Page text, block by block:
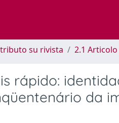
su rivista 2.1
rápido:
da